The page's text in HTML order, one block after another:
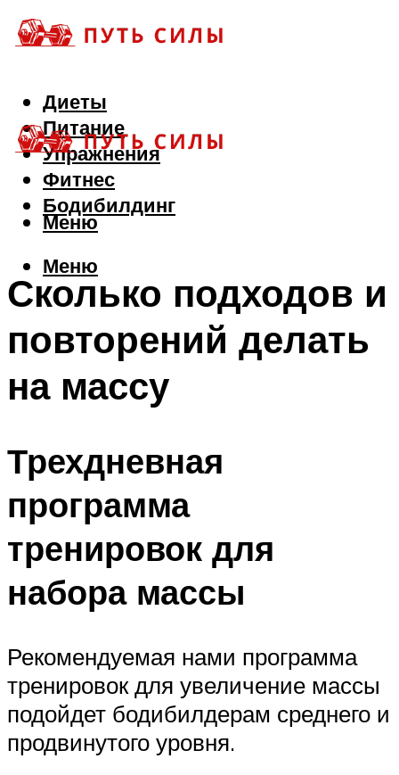
Диеты
Питание
Упражнения
Фитнес
Бодибилдинг
Меню
Меню
Сколько подходов и
повторений делать
на массу
Трехдневная
программа
тренировок для
набора массы
Рекомендуемая нами программа
тренировок для увеличение массы
подойдет бодибилдерам среднего и
продвинутого уровня.